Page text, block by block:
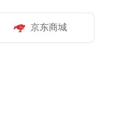
京东商城